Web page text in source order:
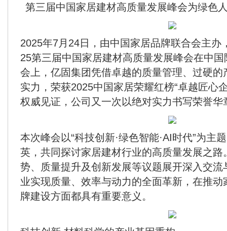
第三届中国家居建材高质量发展峰会为绿色
2025年7月24日，由中国家居品牌联合会主办
25第三届中国家居建材高质量发展峰会在中
会上，亿固集团凭借卓越的质量管理、过硬
实力，荣获2025中国家居荣耀红榜“卓越匠心
权威见证，公司又一次以绝对实力书写荣誉华
本次峰会以“科技创新·绿色智能·AI时代”为主
英，共同探讨家居建材行业的高质量发展之路
势、质量提升及创新发展等议题展开深入交
业实现质量、效率与动力的全面革新，在推
牌建设方面都具有重要意义。